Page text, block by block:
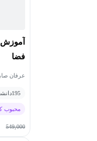
فضا
عرفان
195
محبوب
549,000